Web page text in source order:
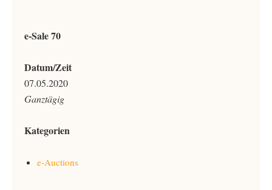
e-Sale 70
Datum/Zeit
07.05.2020
Ganztägig
Kategorien
e-Auctions